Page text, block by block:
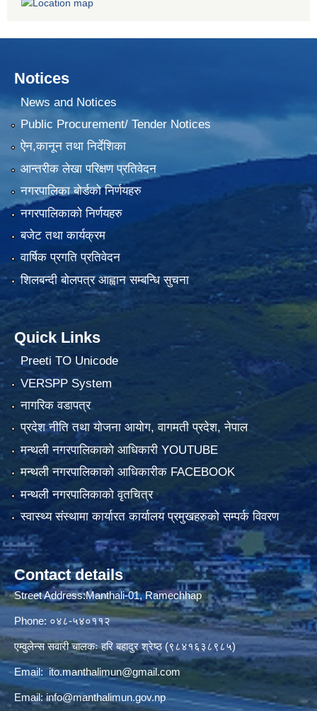
Notices
News and Notices
Public Procurement/ Tender Notices
ऐन,कानून तथा निर्देशिका
आन्तरीक लेखा परिक्षण प्रतिवेदन
नगरपालिका बोर्डको निर्णयहरु
नगरपालिकाको निर्णयहरु
बजेट तथा कार्यक्रम
वार्षिक प्रगति प्रतिवेदन
शिलबन्दी बोलपत्र आह्वान सम्बन्धि सुचना
Quick Links
Preeti TO Unicode
VERSPP System
नागरिक वडापत्र
प्रदेश नीति तथा योजना आयोग, वागमती प्रदेश, नेपाल
मन्थली नगरपालिकाको आधिकारी YOUTUBE
मन्थली नगरपालिकाको आधिकारीक FACEBOOK
मन्थली नगरपालिकाको वृतचित्र
स्वास्थ्य संस्थामा कार्यारत कार्यालय प्रमुखहरुको सम्पर्क विवरण
Contact details
Street Address:Manthali-01, Ramechhap
Phone: ०४८-५४०११२
एम्वुलेन्स सवारी चालकः हरि बहादुर श्रेष्ठ (९८४१६३८९८५)
Email:ito.manthalimun@gmail.com
Email:info@manthalimun.gov.np